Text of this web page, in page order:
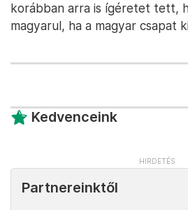
korábban arra is ígéretet tett,
magyarul, ha a magyar csapat
Kedvenceink
Partnereinktől